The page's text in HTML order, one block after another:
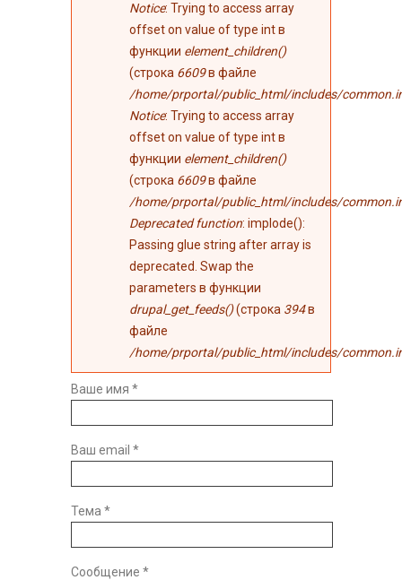
Notice: Trying to access array
offset on value of type int в
функции element_children()
(строка 6609в файле
/home/prportal/public_html/includes/
Notice: Trying to access array
offset on value of type int в
функции element_children()
(строка 6609в файле
/home/prportal/public_html/includes/
Deprecated function: implode():
Passing glue string after array is
deprecated. Swap the
parameters в функции
drupal_get_feeds()(строка 394в
файле
/home/prportal/public_html/includes/
Ваше имя *
Ваш email *
Тема *
Сообщение *